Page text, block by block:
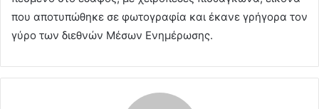
που αποτυπώθηκε σε φωτογραφία και έκανε γρήγορα τον
γύρο των διεθνών Μέσων Ενημέρωσης.